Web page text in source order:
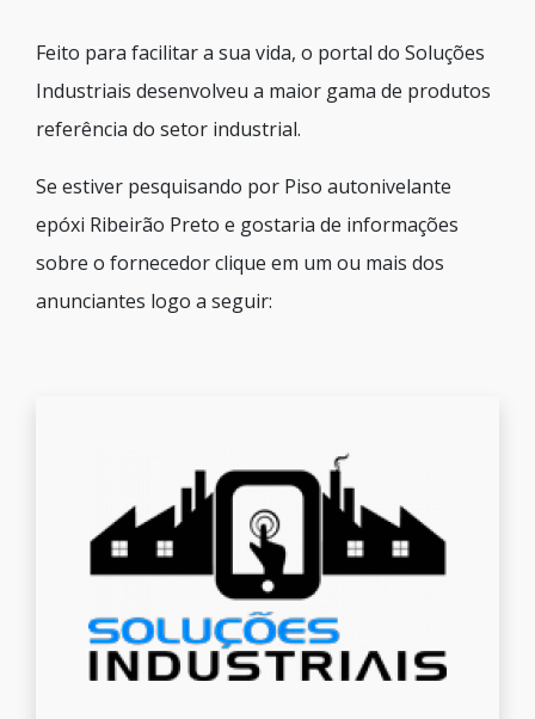
Feito para facilitar a sua vida, o portal do Soluções
Industriais desenvolveu a maior gama de produtos
referência do setor industrial.
Se estiver pesquisando por Piso autonivelante
epóxi Ribeirão Preto e gostaria de informações
sobre o fornecedor clique em um ou mais dos
anunciantes logo a seguir: